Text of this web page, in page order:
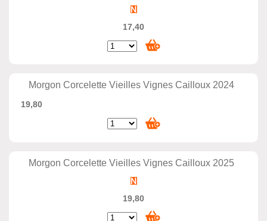
17,40
Morgon Corcelette Vieilles Vignes Cailloux 2024
19,80
Morgon Corcelette Vieilles Vignes Cailloux 2025
19,80